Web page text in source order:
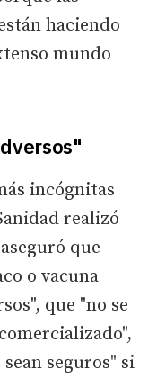
haciendo
mundo
incógnitas
realizó
que
o vacuna
que "no se
seguros" si